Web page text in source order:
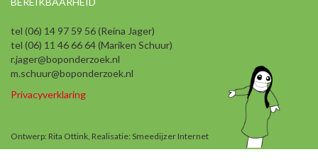
tel (06) 14 97 59 56 (Reina Jager)
tel (06) 11 46 66 64 (Mariken Schuur)
r.jager@boponderzoek.nl
m.schuur@boponderzoek.nl
Privacyverklaring
Ontwerp: Rita Ottink, Realisatie: Smeedijzer Internet